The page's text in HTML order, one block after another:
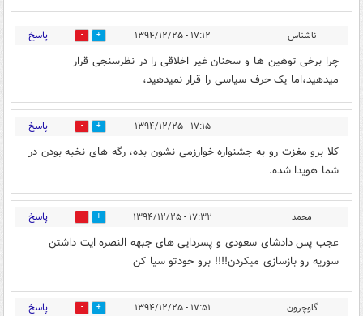
ناشناس ۱۷:۱۲ - ۱۳۹۴/۱۲/۲۵ 0 پاسخ
چرا برخی توهین ها و سخنان غیر اخلاقی را در نظرسنجی قرار
میدهید،اما یک حرف سیاسی را قرار نمیدهید،
۱۷:۱۵ - ۱۳۹۴/۱۲/۲۵ 0 پاسخ
کلا برو مغزت رو به جشنواره خوارزمی نشون بده، رگه های نخبه بودن در
شما هویدا شده.
محمد ۱۷:۳۲ - ۱۳۹۴/۱۲/۲۵ 0 پاسخ
عجب پس دادشای سعودی و پسردایی های جبهه النصره ایت داشتن
سوریه رو بازسازی میکردن!!!! برو خودتو سیا کن
گاوچرون ۱۷:۵۱ - ۱۳۹۴/۱۲/۲۵ 0 پاسخ